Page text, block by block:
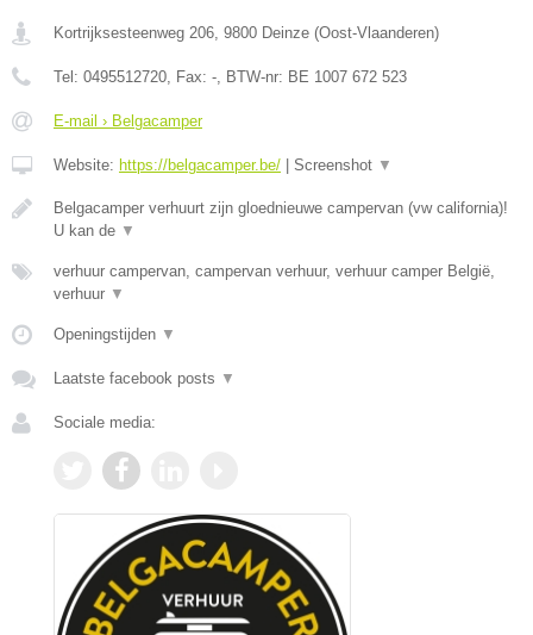
Kortrijksesteenweg 206, 9800 Deinze (Oost-Vlaanderen)
Tel: 0495512720, Fax: -, BTW-nr: BE 1007 672 523
E-mail › Belgacamper
Website: https://belgacamper.be/ Screenshot ▼
Belgacamper verhuurt zijn gloednieuwe campervan (vw california)!
U kan de ▼
verhuur campervan, campervan verhuur, verhuur camper België,
verhuur ▼
Openingstijden ▼
Laatste facebook posts ▼
Sociale media: